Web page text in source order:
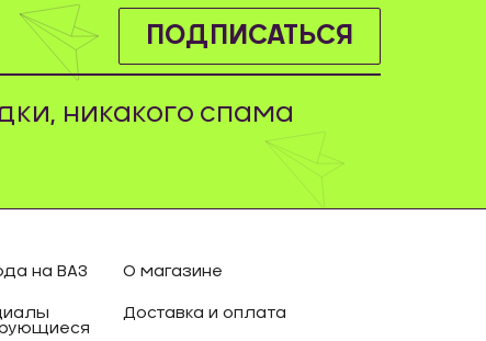
ПОДПИСАТЬСЯ
никакого спама
на ВАЗ О магазине
Доставка и оплата